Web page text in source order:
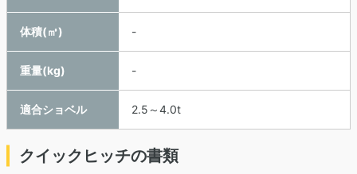
体積(㎥) -
重量(kg) -
適合ショベル 2.5～4.0t
クイックヒッチの書類